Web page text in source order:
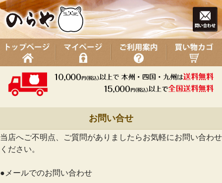
お問い合せ
当店へご不明点、ご質問がありましたらお気軽にお問い合わせ
ください。
●メールでのお問い合わせ